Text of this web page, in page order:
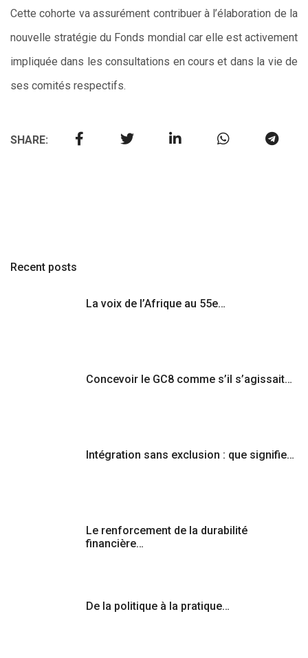
Cette cohorte va assurément contribuer à l’élaboration de la
nouvelle stratégie du Fonds mondial car elle est activement
impliquée dans les consultations en cours et dans la vie de
ses comités respectifs.
SHARE:
Recent posts
La voix de l’Afrique au 55e…
Concevoir le GC8 comme s’il s’agissait…
Intégration sans exclusion : que signifie…
Le renforcement de la durabilité
financière…
De la politique à la pratique…